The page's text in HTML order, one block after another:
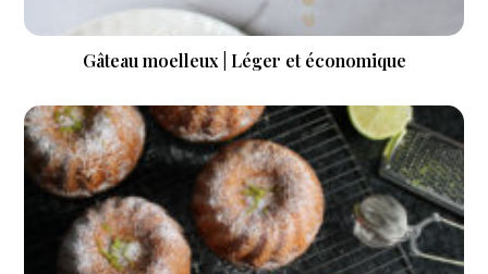
Gâteau moelleux | Léger et économique